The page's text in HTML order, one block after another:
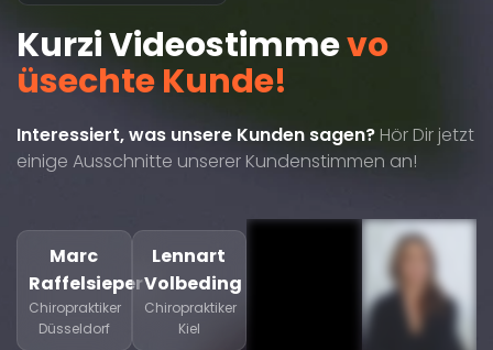
Kurzi Videostimmevo
üsechte Kunde!
Interessiert, was unsere Kunden sagen?Hör Dir jetzt
einige Ausschnitte unserer Kundenstimmen an!
Marc
Raffelsieper
Chiropraktiker
Düsseldorf
Lennart
Volbeding
Chiropraktiker
Kiel